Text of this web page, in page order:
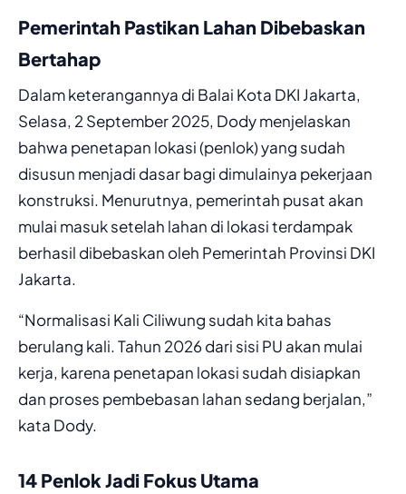
Pemerintah Pastikan Lahan Dibebaskan
Bertahap
Dalam keterangannya di Balai Kota DKI Jakarta,
Selasa, 2 September 2025, Dody menjelaskan
bahwa penetapan lokasi (penlok) yang sudah
disusun menjadi dasar bagi dimulainya pekerjaan
konstruksi. Menurutnya, pemerintah pusat akan
mulai masuk setelah lahan di lokasi terdampak
berhasil dibebaskan oleh Pemerintah Provinsi DKI
Jakarta.
“Normalisasi Kali Ciliwung sudah kita bahas
berulang kali. Tahun 2026 dari sisi PU akan mulai
kerja, karena penetapan lokasi sudah disiapkan
dan proses pembebasan lahan sedang berjalan,”
kata Dody.
14 Penlok Jadi Fokus Utama